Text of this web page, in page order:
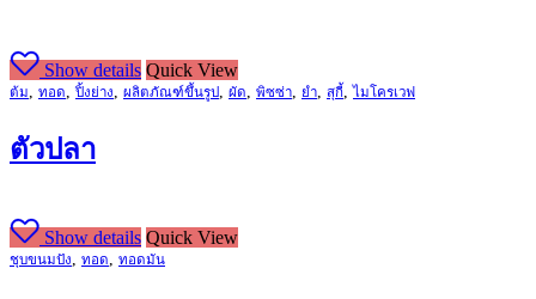
Show details Quick View
ต้ม, ทอด,ปิ้งย่าง, ผลิตภัณฑ์ขึ้นรูป, ผัด, พิซซ่า, ยำ, สุกี้,ไมโครเวฟ
ตัวปลา
Show details Quick View
ชุบขนมปัง, ทอด, ทอดมัน